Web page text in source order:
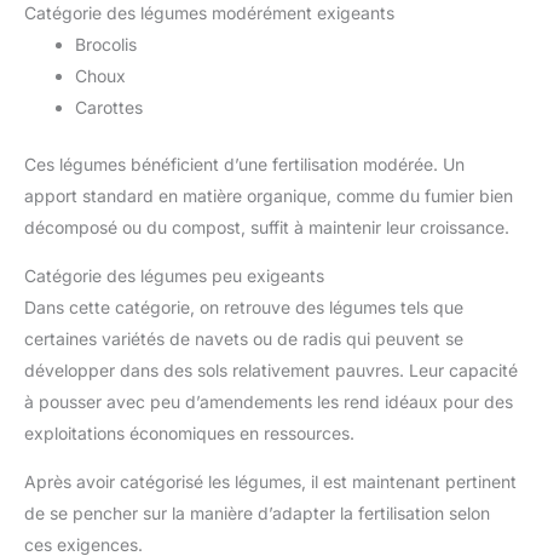
Catégorie des légumes modérément exigeants
Brocolis
Choux
Carottes
Ces légumes bénéficient d’une fertilisation modérée. Un
apport standard en matière organique, comme du fumier bien
décomposé ou du compost, suffit à maintenir leur croissance.
Catégorie des légumes peu exigeants
Dans cette catégorie, on retrouve des légumes tels que
certaines variétés de navets ou de radis qui peuvent se
développer dans des sols relativement pauvres. Leur capacité
à pousser avec peu d’amendements les rend idéaux pour des
exploitations économiques en ressources.
Après avoir catégorisé les légumes, il est maintenant pertinent
de se pencher sur la manière d’adapter la fertilisation selon
ces exigences.